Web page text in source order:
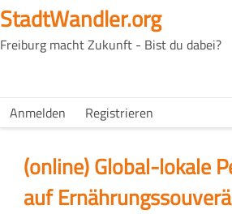
Direkt
zum
Inhalt
StadtWandler.org
Freiburg macht Zukunft - Bist du dabei?
Main
H4C
USER
Anmelden Registrieren
(online) Global-lokale
auf